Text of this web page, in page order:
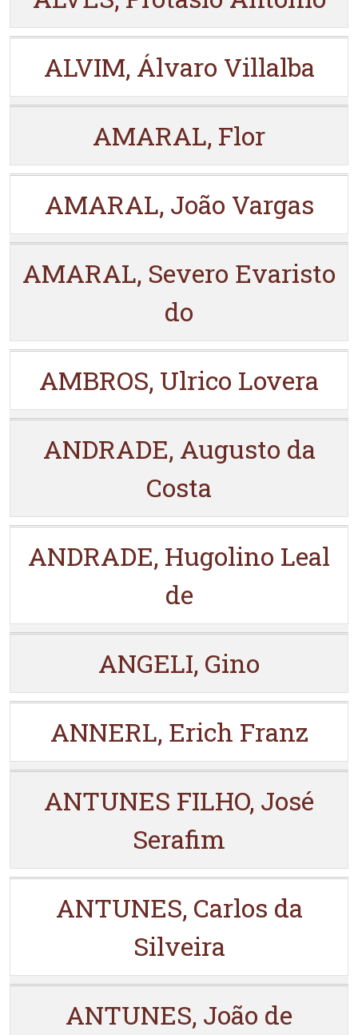
ALVIM, Álvaro Villalba
AMARAL, Flor
AMARAL, João Vargas
AMARAL, Severo Evaristo
do
AMBROS, Ulrico Lovera
ANDRADE, Augusto da
Costa
ANDRADE, Hugolino Leal
de
ANGELI, Gino
ANNERL, Erich Franz
ANTUNES FILHO, José
Serafim
ANTUNES, Carlos da
Silveira
ANTUNES, João de